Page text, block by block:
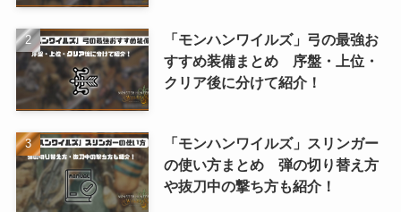
「モンハンワイルズ」弓の最強お
すすめ装備まとめ 序盤・上位・
クリア後に分けて紹介！
「モンハンワイルズ」スリンガー
の使い方まとめ 弾の切り替え方
や抜刀中の撃ち方も紹介！